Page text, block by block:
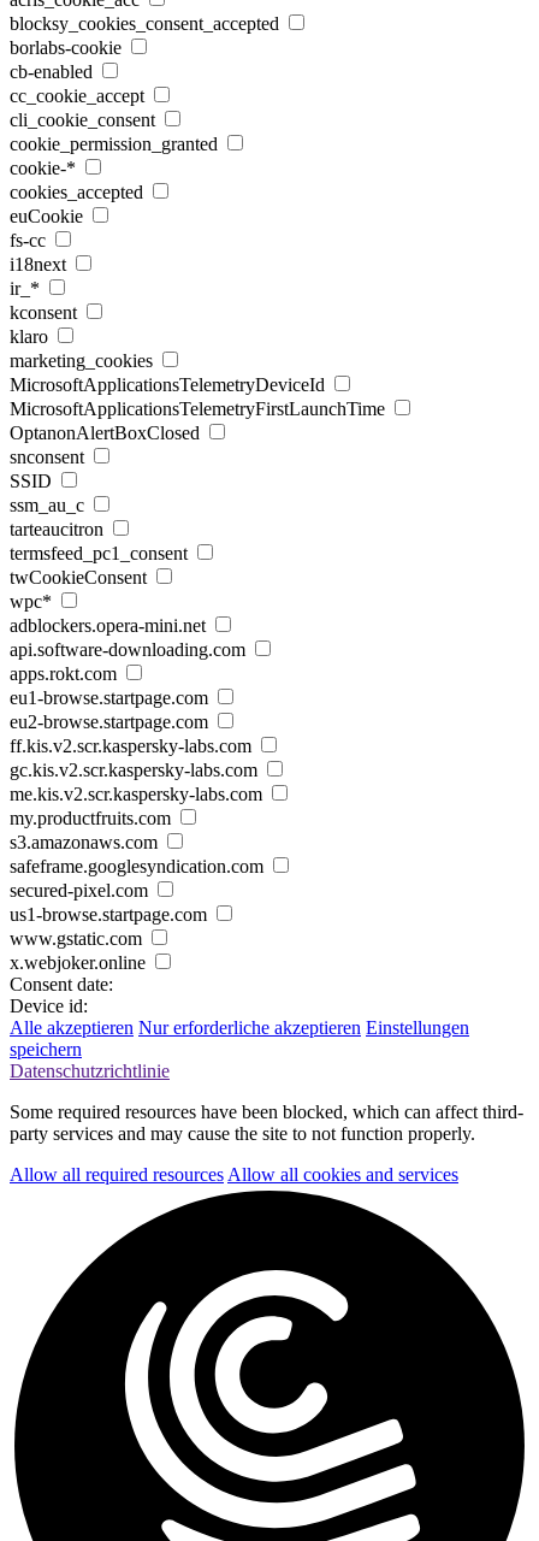
blocksy_cookies_consent_accepted
borlabs-cookie
cb-enabled
cc_cookie_accept
cli_cookie_consent
cookie_permission_granted
cookie-*
cookies_accepted
euCookie
fs-cc
i18next
ir_*
kconsent
klaro
marketing_cookies
MicrosoftApplicationsTelemetryDeviceId
MicrosoftApplicationsTelemetryFirstLaunchTime
OptanonAlertBoxClosed
snconsent
SSID
ssm_au_c
tarteaucitron
termsfeed_pc1_consent
twCookieConsent
wpc*
adblockers.opera-mini.net
api.software-downloading.com
apps.rokt.com
eu1-browse.startpage.com
eu2-browse.startpage.com
ff.kis.v2.scr.kaspersky-labs.com
gc.kis.v2.scr.kaspersky-labs.com
me.kis.v2.scr.kaspersky-labs.com
my.productfruits.com
s3.amazonaws.com
safeframe.googlesyndication.com
secured-pixel.com
us1-browse.startpage.com
www.gstatic.com
x.webjoker.online
Consent date:
Device id:
Alle akzeptieren Nur erforderliche akzeptieren Einstellungen
speichern
Datenschutzrichtlinie
Some required resources have been blocked, which can affect third-
party services and may cause the site to not function properly.
Allow all required resources Allow all cookies and services